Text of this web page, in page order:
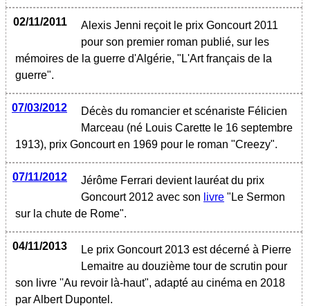
02/11/2011
Alexis Jenni reçoit le prix Goncourt 2011
pour son premier roman publié, sur les
mémoires de la guerre d'Algérie, "L'Art français de la
guerre".
07/03/2012
Décès du romancier et scénariste Félicien
Marceau (né Louis Carette le 16 septembre
1913), prix Goncourt en 1969 pour le roman "Creezy".
07/11/2012
Jérôme Ferrari devient lauréat du prix
Goncourt 2012 avec son livre "Le Sermon
sur la chute de Rome".
04/11/2013
Le prix Goncourt 2013 est décerné à Pierre
Lemaitre au douzième tour de scrutin pour
son livre ''Au revoir là-haut", adapté au cinéma en 2018
par Albert Dupontel.